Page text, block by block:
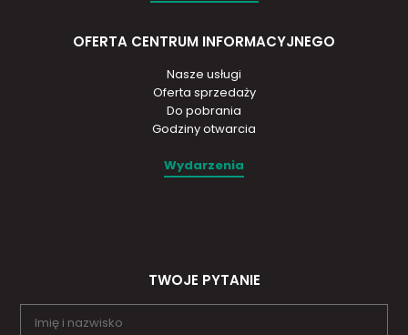
OFERTA CENTRUM INFORMACYJNEGO
Nasze usługi
Oferta sprzedaży
Do pobrania
Godziny otwarcia
Wydarzenia
TWOJE PYTANIE